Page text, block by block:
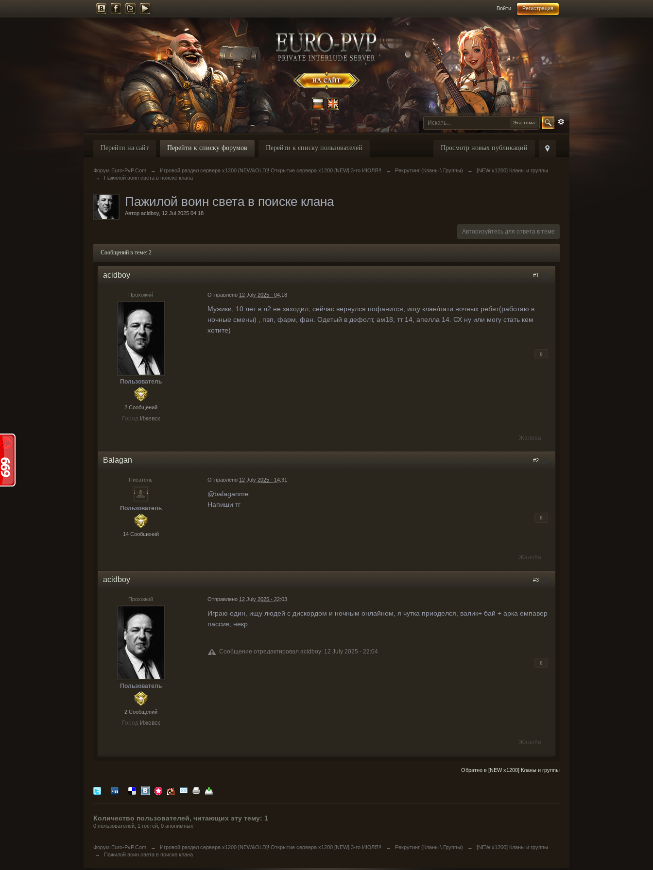
Войти Регистрация
Эта тема
Просмотр новых публикаций
Перейти на сайт Перейти к списку форумов Перейти к списку пользователей
Форум Euro-PvP.Com → Игровой раздел сервера х1200 [NEW&OLD]! Открытие сервера x1200 [NEW] 3-го ИЮЛЯ!! → Рекрутинг (Кланы \ Группы) →
[NEW x1200] Кланы и группы
→
Пажилой воин света в поиске клана
Пажилой воин света в поиске клана
Автор acidboy, 12 Jul 2025 04:18
Авторизуйтесь для ответа в теме
Сообщений в теме: 2
#1
acidboy
Прохожий
Пользователь
2 Cообщений
Город Ижевск
Отправлено 12 July 2025 - 04:18
Мужики, 10 лет в л2 не заходил, сейчас вернулся пофанится, ищу клан/пати ночных ребят(работаю в
ночные смены) , пвп, фарм, фан. Одетый в дефолт, ам18, тт 14, апелла 14. СХ ну или могу стать кем
хотите)
0
Жалоба
#2
Balagan
Писатель
Пользователь
14 Cообщений
Отправлено 12 July 2025 - 14:31
@balaganme
Напиши тг
0
Жалоба
#3
acidboy
Прохожий
Пользователь
2 Cообщений
Город Ижевск
Отправлено 12 July 2025 - 22:03
Играю один, ищу людей с дискордом и ночным онлайном, я чутка приоделся, валик+ бай + арка емпавер
пассив, некр
Сообщение отредактировал acidboy: 12 July 2025 - 22:04
0
Жалоба
Обратно в [NEW x1200] Кланы и группы
Количество пользователей, читающих эту тему: 1
0 пользователей, 1 гостей, 0 анонимных
Форум Euro-PvP.Com → Игровой раздел сервера х1200 [NEW&OLD]! Открытие сервера x1200 [NEW] 3-го ИЮЛЯ!! → Рекрутинг (Кланы \ Группы) →
[NEW x1200] Кланы и группы
→
Пажилой воин света в поиске клана